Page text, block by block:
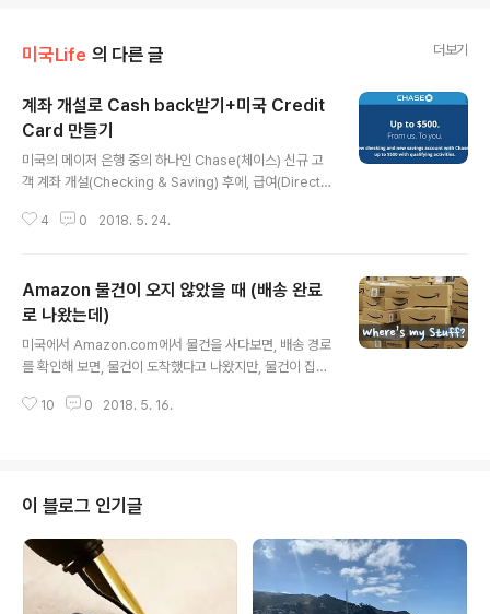
미국Life 의 다른 글 더보기
계좌 개설로 Cash back받기+미국 Credit
Card 만들기
미국의 메이저 은행 중의 하나인 Chase(체이스) 신규 고
객 계좌 개설(Checking & Saving) 후에, 급여(Direct
보너스를 받습니다. Direct Deposit이 생긴 후, Busine
월간 유지해야 합니다. 그래야 $300이 리턴되지 않는다
고 하네요. (참고: Direct Deposit를 변경시, 계좌 유지비
가 $12 Fee/Monthly나오는데요. 일별 잔액 $1,500이
있다면 해당 fee는 면제됩니다. 계좌 유지비에 대한 자세
한 내용: 2018/06/20 - [미국Life] - 은행별 계..
4 0 2018. 5. 24.
Amazon 물건이 오지 않았을 때 (배송 완료
로 나왔는데)
미국에서 Amazon.com에서 물건을 사다보면, 배송 경로
를 확인해 보면, 물건이 도착했다고 나왔지만, 물건이 집에
난감하게 생각되고, 어떻게 해야 하나 싶을 때가 있습니다.
replace Item도 아니고, 난감합니다. 이런 경우를 고객센
터에 이야기를 하면, 해당 아이템의 금액 만큼 아마존 Gift
크레딧으로 돌려줄테니, 다시 구매하라고 합니다. 이제, 배
송완료라고 나왔고, 36시간이 지났는데도 물건을 못 받았
을때, 처리하는 방법을 알아보도록 하겠습니다. 고..
10 0 2018. 5. 16.
이 블로그 인기글